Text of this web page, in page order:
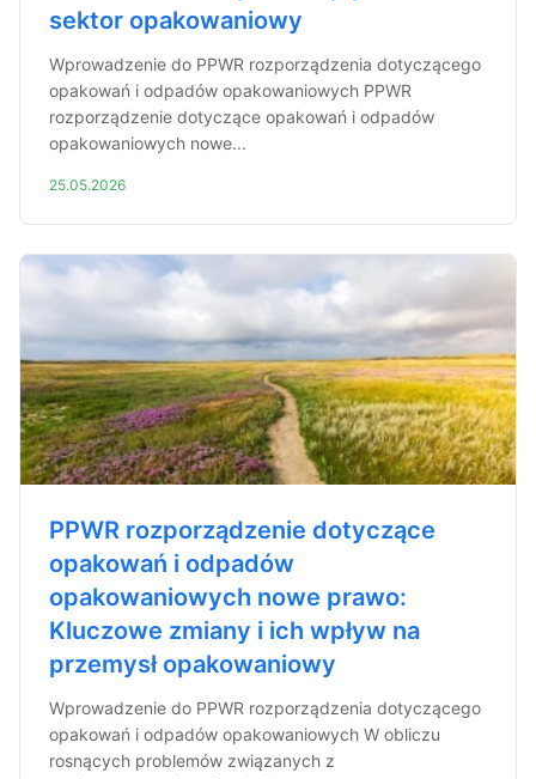
sektor opakowaniowy
Wprowadzenie do PPWR rozporządzenia dotyczącego
opakowań i odpadów opakowaniowych PPWR
rozporządzenie dotyczące opakowań i odpadów
opakowaniowych nowe...
25.05.2026
PPWR rozporządzenie dotyczące
opakowań i odpadów
opakowaniowych nowe prawo:
Kluczowe zmiany i ich wpływ na
przemysł opakowaniowy
Wprowadzenie do PPWR rozporządzenia dotyczącego
opakowań i odpadów opakowaniowych W obliczu
rosnących problemów związanych z